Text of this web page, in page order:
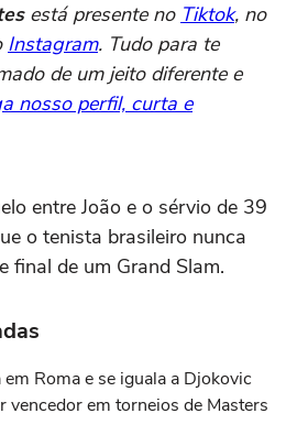
está presente no Tiktok, no
Instagram. Tudo para te
de um jeito diferente e
nosso perfil, curta e
entre João e o sérvio de 39
o tenista brasileiro nunca
final de um Grand Slam.
em Roma e se iguala a Djokovic
vencedor em torneios de Masters